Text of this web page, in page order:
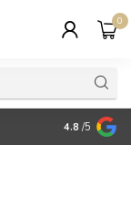
0
Betaalbare
4.8 /5